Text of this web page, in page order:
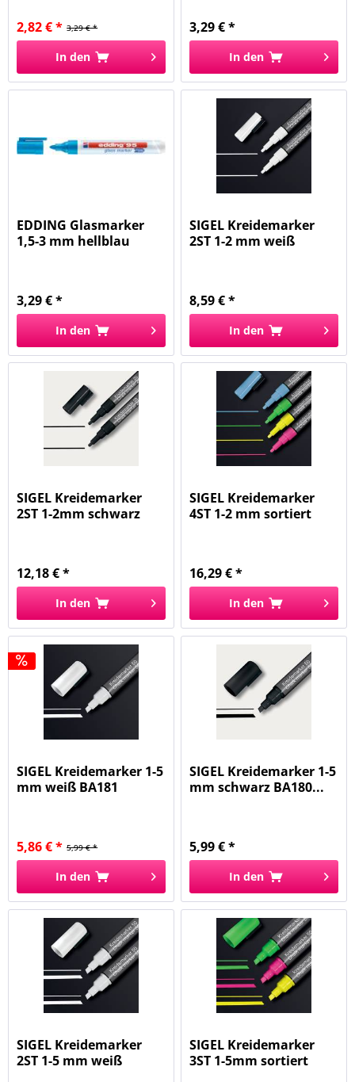
3,29 € *
2,82 € *
In den
3,29 € *
In den
EDDING Glasmarker
1,5-3 mm hellblau
3,29 € *
In den
SIGEL Kreidemarker
2ST 1-2 mm weiß
8,59 € *
In den
SIGEL Kreidemarker
2ST 1-2mm schwarz
12,18 € *
In den
SIGEL Kreidemarker
4ST 1-2 mm sortiert
16,29 € *
In den
SIGEL Kreidemarker 1-5
mm weiß BA181
5,99 € *
5,86 € *
In den
SIGEL Kreidemarker 1-5
mm schwarz BA180...
5,99 € *
In den
SIGEL Kreidemarker
2ST 1-5 mm weiß
SIGEL Kreidemarker
3ST 1-5mm sortiert